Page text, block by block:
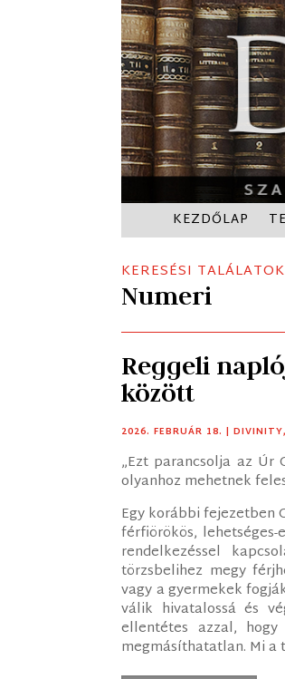
KEZDŐLAP
KERESÉSI
Numeri
Reggeli
között
2026. FEBRUÁR 18. |DIVINITY
„Ezt parancsolja az Úr
olyanhoz mehetnek
Egy korábbi fejezetben
férfiörökös,
rendelkezéssel
törzsbelihez megy
vagy a gyermekek
válik hivatalossá és
ellentétes azzal,
megmásíthatatlan. Mi a